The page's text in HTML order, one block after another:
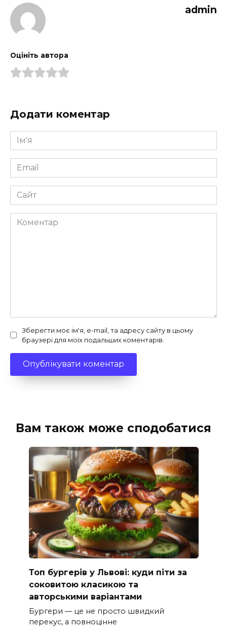
admin
Оцініть автора
Додати коментар
Ім'я
*
Email
*
Сайт
Коментар
Зберегти моє ім'я, e-mail, та адресу сайту в цьому
браузері для моїх подальших коментарів.
Вам також може сподобатися
Топ бургерів у Львові: куди піти за
соковитою класикою та
авторськими варіантами
Бургери — це не просто швидкий
перекус, а повноцінне